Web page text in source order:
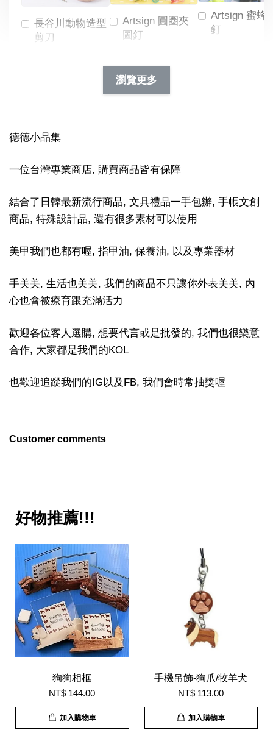
長谷川動物造型
剪刀
Artsign 圓圈夾
圖釘
NT$ 19.00
NT$ 66.00
Artsign 蜜蜂
釘
瀏覽更多
德德小品集
一位台灣專業商店, 購買商品皆有保障
結合了日韓最新流行商品, 文具禮品一手包辦, 手帳文創
商品, 特殊設計品, 還有很多素材可以使用
美甲我們也都有喔, 指甲油, 保養油, 以及專業器材
手美美, 生活也美美, 我們的商品不只讓你外表美美, 內
心也會被療育跟充滿活力
歡迎各位客人選購, 想要代言或是批發的, 我們也很樂意
合作, 大家都是我們的KOL
也歡迎追蹤我們的IG以及FB, 我們會時常抽獎喔
Customer comments
好物推薦!!!
狗狗相框
NT$ 144.00
加入購物車
手機吊飾-狗爪/牧羊犬
NT$ 113.00
加入購物車